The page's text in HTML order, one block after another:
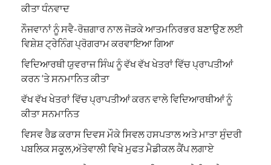
ਕੀਤਾ ਧੰਨਵਾਦ
ਨੌਜਵਾਨਾਂ ਨੂੰ ਸਵੈ-ਰੋਜ਼ਗਾਰ ਨਾਲ ਜੋੜਕੇ ਆਤਮਨਿਰਭਰ ਬਣਾਉਣ ਲਈ
ਵਿਸ਼ੇਸ਼ ਟ੍ਰੇਨਿੰਗ ਪ੍ਰੋਗਰਾਮ ਕਰਵਾਇਆ ਗਿਆ
ਵਿਦਿਆਰਥੀ ਯੁਵਰਾਜ ਸਿੰਘ ਨੂੰ ਵੱਖ ਵੱਖ ਖੇਤਰਾਂ ਵਿੱਚ ਪ੍ਰਾਪਤੀਆਂ
ਕਰਨ ‘ਤੇ ਸਨਮਾਨਿਤ ਕੀਤਾ
ਵੱਖ ਵੱਖ ਖੇਤਰਾਂ ਵਿੱਚ ਪ੍ਰਾਪਤੀਆਂ ਕਰਨ ਵਾਲੇ ਵਿਦਿਆਰਥੀਆਂ ਨੂੰ
ਕੀਤਾ ਸਨਮਾਨਿਤ
ਵਿਸਵ ਰੈਡ ਕਰਾਸ ਦਿਵਸ ਮੌਕੇ ਸਿਵਲ ਹਸਪਤਾਲ ਅਤੇ ਮਾਤਾ ਸੁੰਦਰੀ
ਪਬਲਿਕ ਸਕੂਲ,ਅੱਤੇਵਾਲੀ ਵਿਖੇ ਮੁਫਤ ਮੈਡੀਕਲ ਕੈਂਪ ਲਗਾਏ